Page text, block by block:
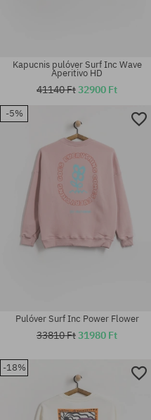
Elérhető méretek:
Elérhető méretek:
Kapucnis pulóver Surf Inc Wave
Aperitivo HD
41140 Ft32900 Ft
-5%
Pulóver Surf Inc Power Flower
33810 Ft31980 Ft
-18%